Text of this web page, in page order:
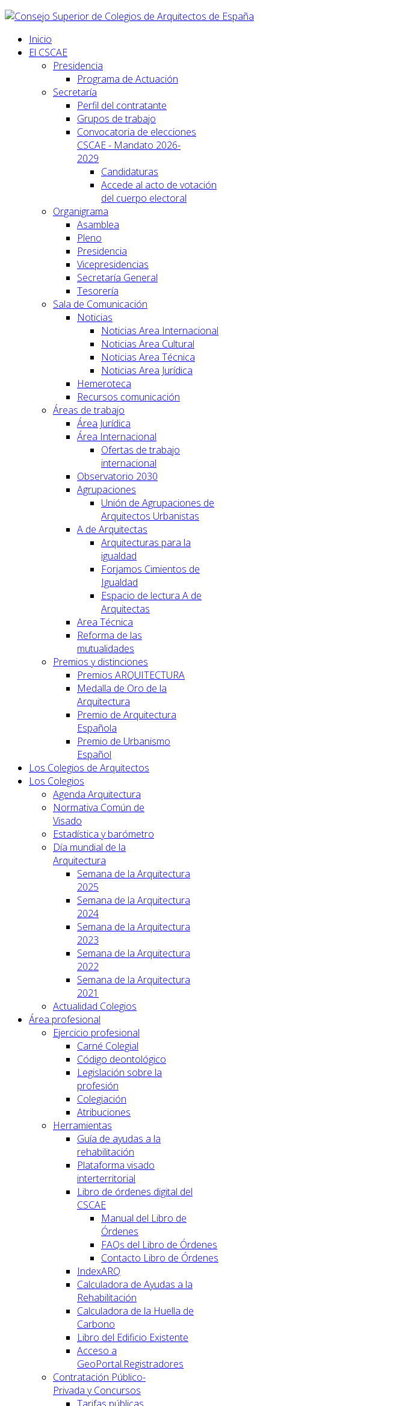
Inicio
El CSCAE
Presidencia
Programa de Actuación
Secretaría
Perfil del contratante
Grupos de trabajo
Convocatoria de elecciones
CSCAE - Mandato 2026-
2029
Candidaturas
Accede al acto de votación
del cuerpo electoral
Organigrama
Asamblea
Pleno
Presidencia
Vicepresidencias
Secretaría General
Tesorería
Sala de Comunicación
Noticias
Noticias Area Internacional
Noticias Area Cultural
Noticias Area Técnica
Noticias Area Jurídica
Hemeroteca
Recursos comunicación
Áreas de trabajo
Área Jurídica
Área Internacional
Ofertas de trabajo
internacional
Observatorio 2030
Agrupaciones
Unión de Agrupaciones de
Arquitectos Urbanistas
A de Arquitectas
Arquitecturas para la
igualdad
Forjamos Cimientos de
Igualdad
Espacio de lectura A de
Arquitectas
Area Técnica
Reforma de las
mutualidades
Premios y distinciones
Premios ARQUITECTURA
Medalla de Oro de la
Arquitectura
Premio de Arquitectura
Española
Premio de Urbanismo
Español
Los Colegios de Arquitectos
Los Colegios
Agenda Arquitectura
Normativa Común de
Visado
Estadística y barómetro
Día mundial de la
Arquitectura
Semana de la Arquitectura
2025
Semana de la Arquitectura
2024
Semana de la Arquitectura
2023
Semana de la Arquitectura
2022
Semana de la Arquitectura
2021
Actualidad Colegios
Área profesional
Ejercicio profesional
Carné Colegial
Código deontológico
Legislación sobre la
profesión
Colegiación
Atribuciones
Herramientas
Guía de ayudas a la
rehabilitación
Plataforma visado
interterritorial
Libro de órdenes digital del
CSCAE
Manual del Libro de
Órdenes
FAQs del Libro de Órdenes
Contacto Libro de Órdenes
IndexARQ
Calculadora de Ayudas a la
Rehabilitación
Calculadora de la Huella de
Carbono
Libro del Edificio Existente
Acceso a
GeoPortal.Registradores
Contratación Público-
Privada y Concursos